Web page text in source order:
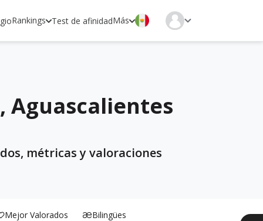
Rankings Test de afinidadMás
Aguascalientes
métricas y valoraciones
Mejor Valorados Bilingües